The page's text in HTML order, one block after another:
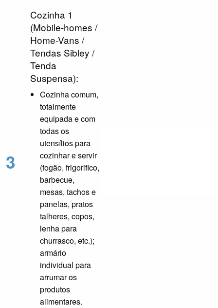
3
Cozinha 1
(Mobile-homes /
Home-Vans /
Tendas Sibley /
Tenda
Suspensa):
Cozinha comum,
totalmente
equipada e com
todas os
utensílios para
cozinhar e servir
(fogão, frigorifico,
barbecue,
mesas, tachos e
panelas, pratos
talheres, copos,
lenha para
churrasco, etc.);
armário
individual para
arrumar os
produtos
alimentares.